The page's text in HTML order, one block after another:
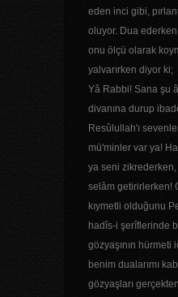
eden inci gibi,
oluyor. Dua
onu ölçü olarak
yalvarırken diyor ki;
Yâ Rabbi! Sana şu
divanına durup
Resûlullah'ı
mü'minler var ya!
ya seni
selâm getirirlerken!
kıymetli olduğunu
hadîs-i şerîflerinde
gözyaşının hürmeti
benim dualarımı
gözyaşları